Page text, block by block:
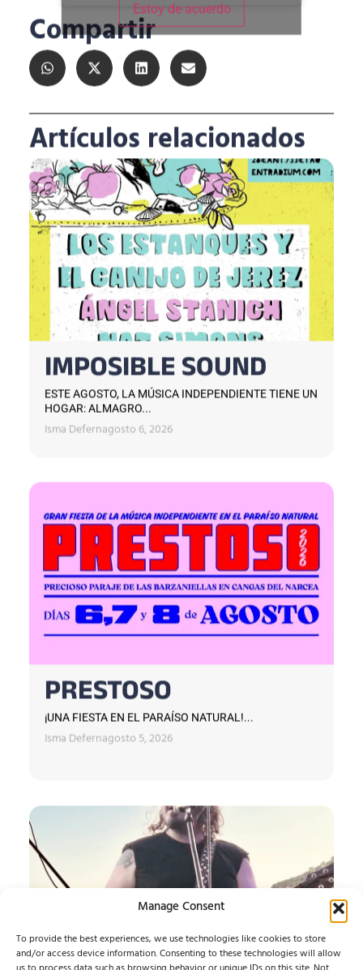
Manage Consent
To provide the best experiences, we use technologies like cookies to store
and/or access device information. Consenting to these technologies will allow
Estoy de acuerdo
Compartir
Artículos relacionados
IMPOSIBLE SOUND
ESTE AGOSTO, LA MÚSICA INDEPENDIENTE TIENE UN
HOGAR: ALMAGRO...
Isma Defernagosto 6, 2026
PRESTOSO
¡UNA FIESTA EN EL PARAÍSO NATURAL!...
Isma Defernagosto 5, 2026